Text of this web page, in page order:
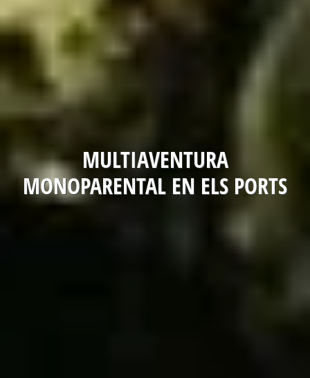
MULTIAVENTURA
MONOPARENTAL EN ELS PORTS